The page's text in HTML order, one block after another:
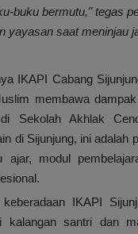
buku bermutu," tegas
yayasan saat meninjau
IKAPI Cabang
membawa
Sekolah Akhlak
di Sijunjung, ini adalah
ajar, modul
IKAPI
kalangan santri dan